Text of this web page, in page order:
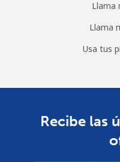
Llama
Llama
Usa tus
Recibe las